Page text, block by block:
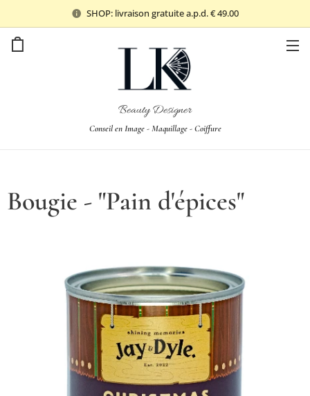
SHOP: livraison gratuite a.p.d. € 49.00
Beauty Designer
Conseil en Image - Maquillage - Coiffure
Bougie - "Pain d'épices"